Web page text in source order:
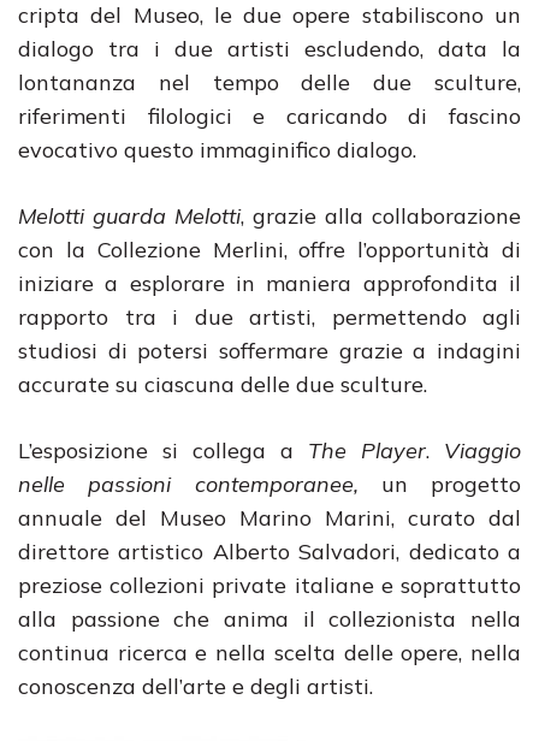
cripta del Museo, le due opere stabiliscono un
dialogo tra i due artisti escludendo, data la
lontananza nel tempo delle due sculture,
riferimenti filologici e caricando di fascino
evocativo questo immaginifico dialogo.
Melotti guarda Melotti, grazie alla collaborazione
con la Collezione Merlini, offre l’opportunità di
iniziare a esplorare in maniera approfondita il
rapporto tra i due artisti, permettendo agli
studiosi di potersi soffermare grazie a indagini
accurate su ciascuna delle due sculture.
L’esposizione si collega a The Player. Viaggio
nelle passioni contemporanee, un progetto
annuale del Museo Marino Marini, curato dal
direttore artistico Alberto Salvadori, dedicato a
preziose collezioni private italiane e soprattutto
alla passione che anima il collezionista nella
continua ricerca e nella scelta delle opere, nella
conoscenza dell’arte e degli artisti.